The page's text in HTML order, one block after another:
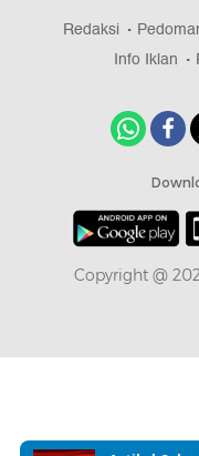
Redaksi
Info Iklan
Copyright @